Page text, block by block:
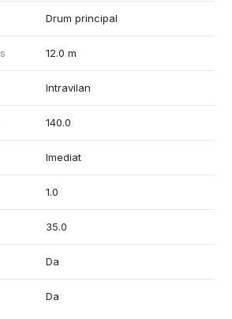
Drum principal
12.0 m
Intravilan
140.0
Imediat
1.0
35.0
Da
Da